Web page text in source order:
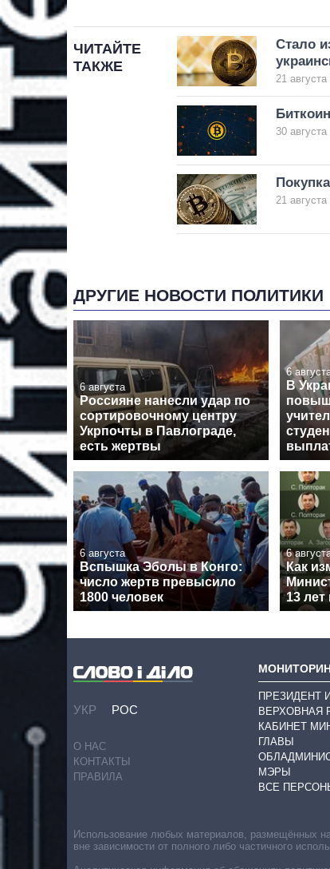
ЧИТАЙТЕ
ТАКЖЕ
Стало
21
30
21
ДРУГИЕ НОВОСТИ ПОЛИТИКИ
6 августа
Россияне нанесли удар по
сортировочному центру
Укрпочты в Павлограде,
есть жертвы
6
В
6 августа
Вспышка Эболы в Конго:
число жертв превысило
1800 человек
6
Как
13
УКР РОС
О НАС
КОНТАКТЫ
ПРАВИЛА
ПРЕЗИДЕНТ
ВЕРХОВНАЯ
КАБИНЕТ
ГЛАВЫ
МЭРЫ
ВСЕ
Использование любых материалов, размещённых
вне зависимости от полного либо частичного